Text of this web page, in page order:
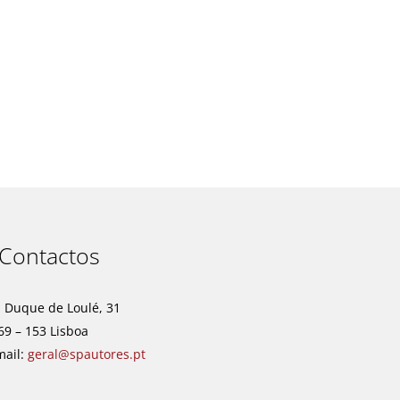
Contactos
Duque de Loulé, 31
– 153 Lisboa
geral@spautores.pt